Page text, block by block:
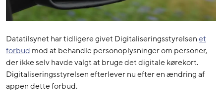
Datatilsynet har tidligere givet Digitaliseringsstyrelsenet
forbudmod at behandle personoplysninger om personer,
der ikke selv havde valgt at bruge det digitale kørekort.
Digitaliseringsstyrelsen efterlever nu efter en ændring af
appen dette forbud.